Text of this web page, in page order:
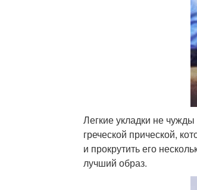
Легкие укладки не
греческой прической,
и прокрутить его
лучший образ.